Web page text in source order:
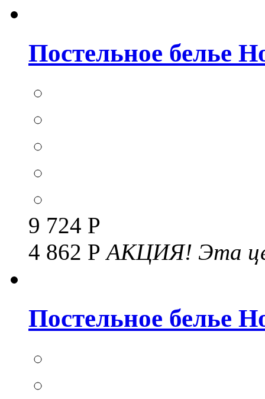
Постельное белье
9 724 Р
4 862 РАКЦИЯ! Эта
Постельное белье